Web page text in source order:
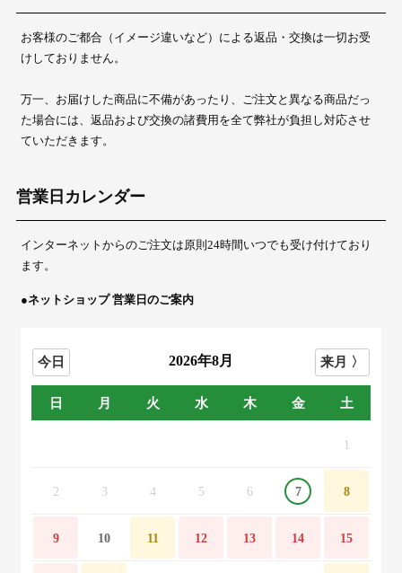
お客様のご都合（イメージ違いなど）による返品・交換は一切お受
けしておりません。
万一、お届けした商品に不備があったり、ご注文と異なる商品だっ
た場合には、返品および交換の諸費用を全て弊社が負担し対応させ
ていただきます。
営業日カレンダー
インターネットからのご注文は原則24時間いつでも受け付けており
ます。
●ネットショップ 営業日のご案内
2026年8月
日 月 火 水 木 金 土
1
2 3 4 5 6 7 8
9 10 11 12 13 14 15